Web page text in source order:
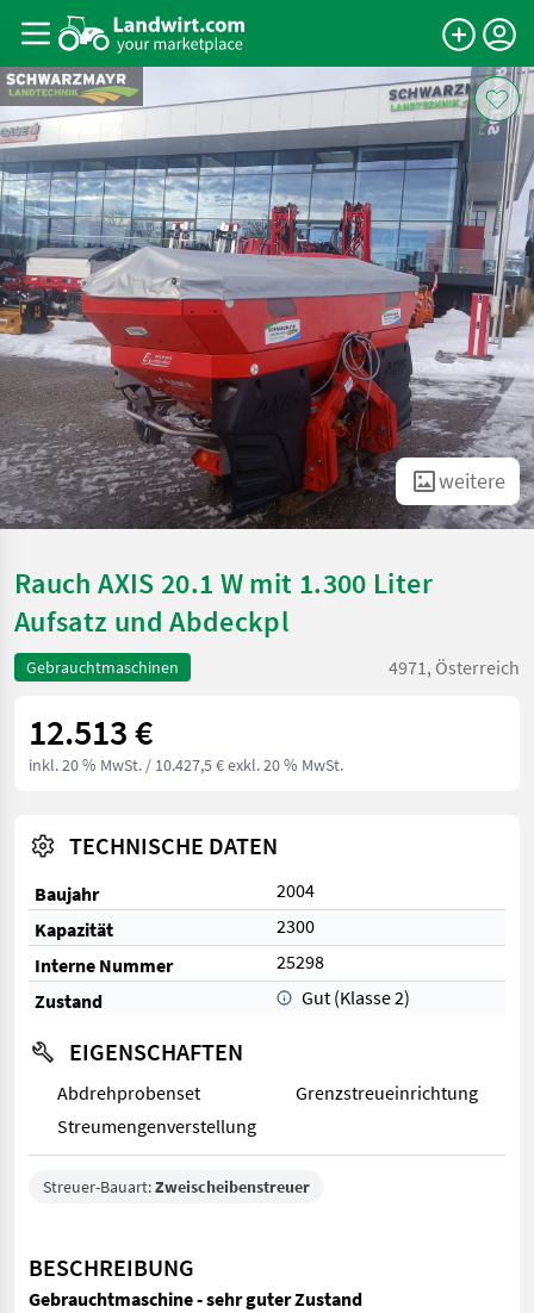
weitere
Rauch AXIS 20.1 W mit 1.300 Liter
Aufsatz und Abdeckpl
Gebrauchtmaschinen 4971, Österreich
12.513 €
inkl. 20 % MwSt. / 10.427,5 € exkl. 20 % MwSt.
TECHNISCHE DATEN
Baujahr
2004
Kapazität
2300
Interne Nummer
25298
Zustand
Gut (Klasse 2)
EIGENSCHAFTEN
Abdrehprobenset
Grenzstreueinrichtung
Streumengenverstellung
Streuer-Bauart:Zweischeibenstreuer
BESCHREIBUNG
Gebrauchtmaschine - sehr guter Zustand